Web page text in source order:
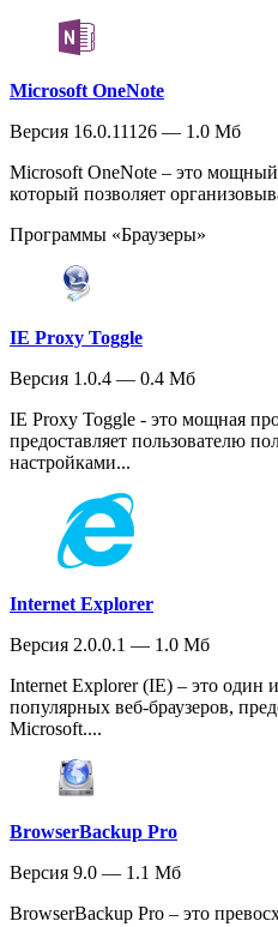
Microsoft OneNote
Версия 16.0.11126 — 1.0 Мб
Microsoft OneNote – это
который позволяет
Программы «Браузеры»
IE Proxy Toggle
Версия 1.0.4 — 0.4 Мб
IE Proxy Toggle - это мощная
предоставляет пользователю
настройками...
Internet Explorer
Версия 2.0.0.1 — 1.0 Мб
Internet Explorer (IE) – это один
популярных веб-браузеров,
Microsoft....
BrowserBackup Pro
Версия 9.0 — 1.1 Мб
BrowserBackup Pro – это